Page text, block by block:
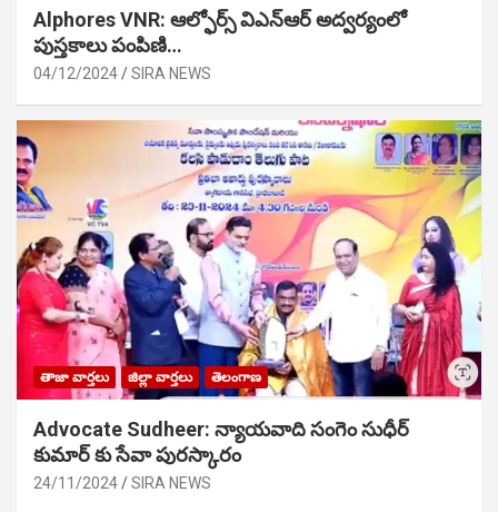
Alphores VNR: ఆల్ఫోర్స్ విఎన్ఆర్ అద్వర్యంలో
పుస్తకాలు పంపిణి…
04/12/2024 SIRA NEWS
తాజా వార్తలు జిల్లా వార్తలు తెలంగాణ
Advocate Sudheer: న్యాయవాది సంగెం సుధీర్
కుమార్ కు సేవా పురస్కారం
24/11/2024 SIRA NEWS